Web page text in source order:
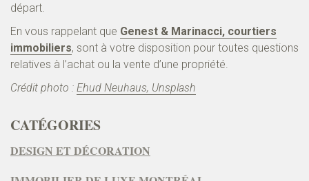
départ.
En vous rappelant que Genest & Marinacci, courtiers
immobiliers, sont à votre disposition pour toutes questions
relatives à l’achat ou la vente d’une propriété.
Crédit photo : Ehud Neuhaus, Unsplash
CATÉGORIES
DESIGN ET DÉCORATION